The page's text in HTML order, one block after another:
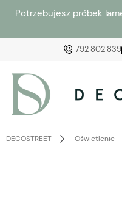
Potrzebujesz próbek
792 802 839
DECOSTREET Oświetlenie